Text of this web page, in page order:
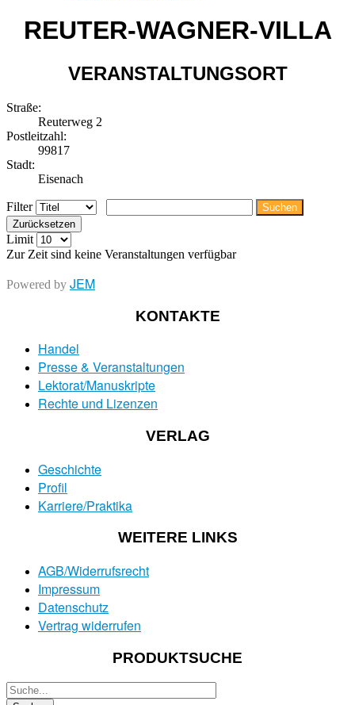
REUTER-WAGNER-VILLA
VERANSTALTUNGSORT
Straße:
Reuterweg 2
Postleitzahl:
99817
Stadt:
Eisenach
Filter
Suchen
Zurücksetzen
Limit
Zur Zeit sind keine Veranstaltungen verfügbar
Powered by JEM
KONTAKTE
Handel
Presse & Veranstaltungen
Lektorat/Manuskripte
Rechte und Lizenzen
VERLAG
Geschichte
Profil
Karriere/Praktika
WEITERE LINKS
AGB/Widerrufsrecht
Impressum
Datenschutz
Vertrag widerrufen
PRODUKTSUCHE